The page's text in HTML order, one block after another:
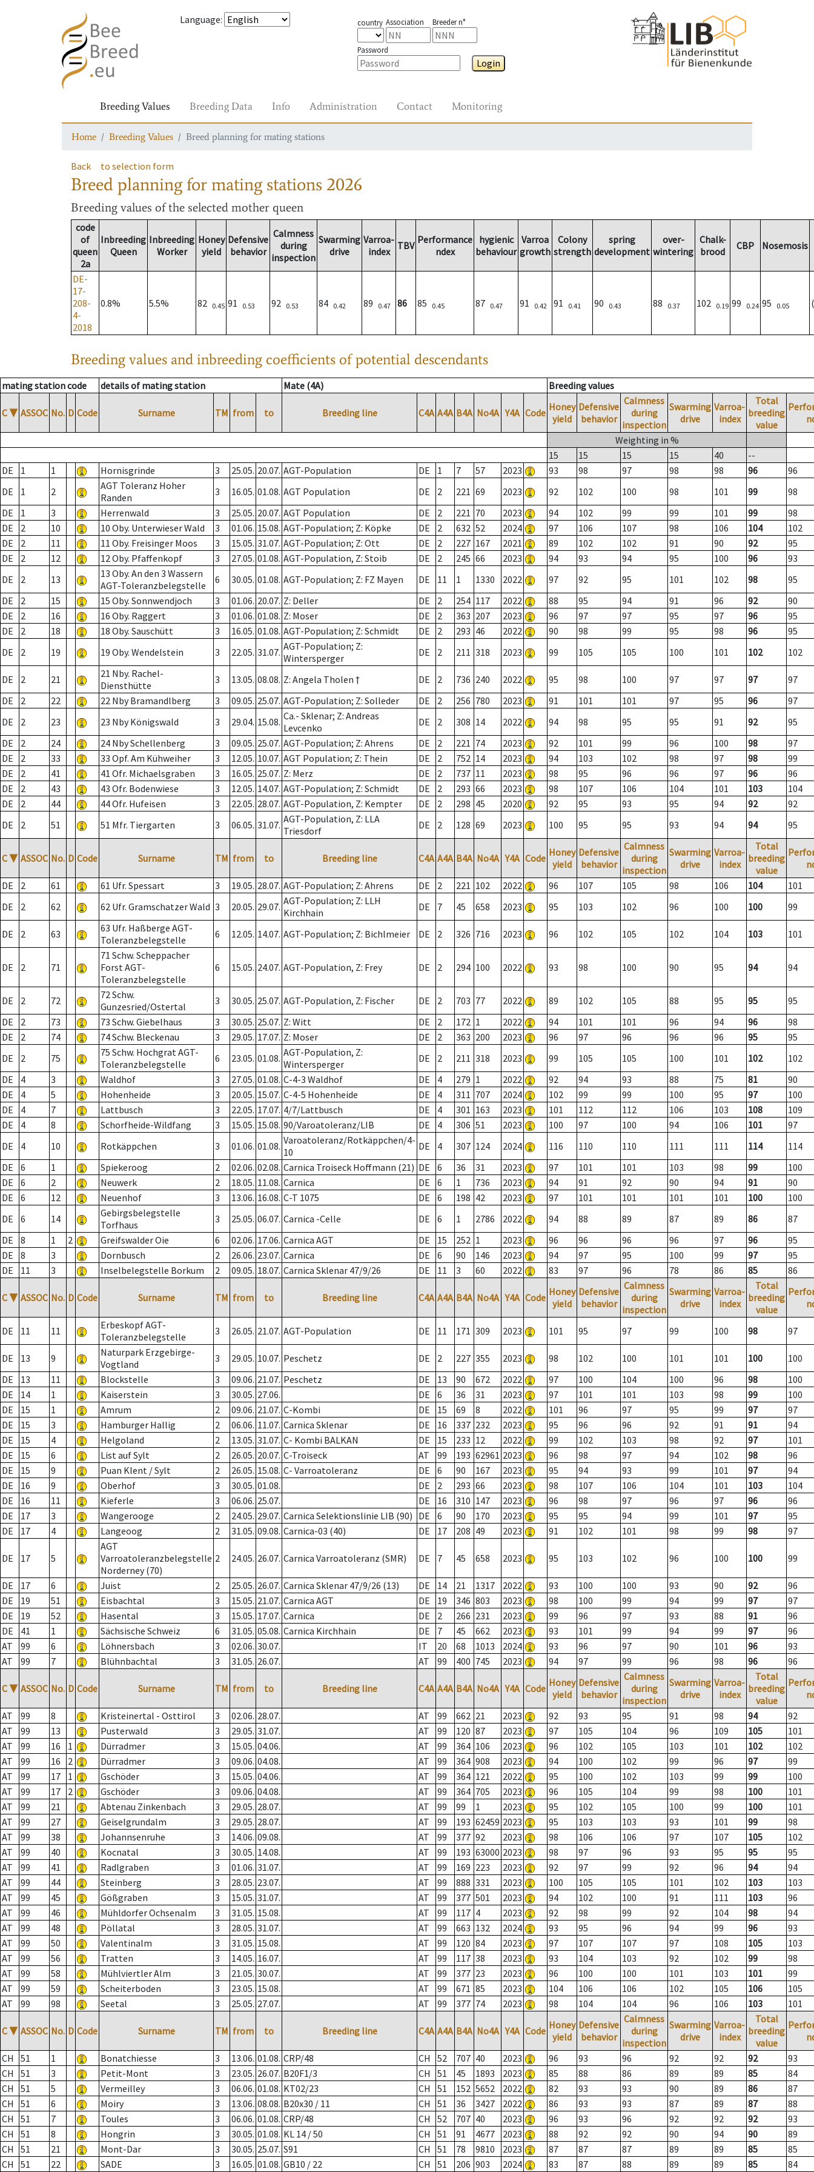
Language: country Association Breeder n°
Password
Login
Breeding Values Breeding Data Info Administration Contact Monitoring
Home Breeding Values Breed planning for mating stations
Back to selection form
Breed planning for mating stations 2026
Breeding values of the selected mother queen
code
of
queen
2a
Inbreeding
Queen
Inbreeding
Worker
Honey
yield
Defensive
behavior
Calmness
during
inspection
Swarming
drive
Varroa-
index
TBV Performance
ndex
hygienic
behaviour
Varroa
growth
Colony
strength
spring
development
over-
wintering
Chalk-
brood
CBP Nosemosis
DE-
17-
208-
4-
2018
0.8% 5.5% 82 0.45 91 0.53 92 0.53 84 0.42 89 0.47 86 85 0.45 87 0.47 91 0.42 91 0.41 90 0.43 88 0.37 102 0.19 99 0.24 95 0.05
Breeding values and inbreeding coefficients of potential descendants
mating station code details of mating station Mate (4A) Breeding values
C ▼ ASSOC No. D Code Surname TM from to Breeding line C4A A4A B4A No4A Y4A Code Honey
yield
Defensive
behavior
Calmness
during
inspection
Swarming
drive
Varroa-
index
Total
breeding
value
Weighting in %
15
15 15 15 40
--
DE
1 1 Hornisgrinde 3 25.05. 20.07. AGT-Population DE 1 7 57 2023 93 98 97 98 98 96
96
DE
1 2
AGT Toleranz Hoher
Randen
3 16.05. 01.08. AGT Population DE 2 221 69 2023 92 102 100 98 101 99
98
DE
1 3 Herrenwald 3 25.05. 20.07. AGT Population DE 2 221 70 2023 94 102 99 99 101 99
98
DE
2 10 10 Oby. Unterwieser Wald 3 01.06. 15.08. AGT-Population; Z: Köpke DE 2 632 52 2024 97 106 107 98 106 104
102
DE
2 11 11 Oby. Freisinger Moos 3 15.05. 31.07. AGT-Population; Z: Ott DE 2 227 167 2021 89 102 102 91 90 92
95
DE
2 12 12 Oby. Pfaffenkopf 3 27.05. 01.08. AGT-Population, Z: Stoib DE 2 245 66 2023 94 93 94 95 100 96
93
DE
2 13
13 Oby. An den 3 Wassern
AGT-Toleranzbelegstelle
6 30.05. 01.08. AGT-Population; Z: FZ Mayen DE 11 1 1330 2022 97 92 95 101 102 98
95
DE
2 15 15 Oby. Sonnwendjoch 3 01.06. 20.07. Z: Deller DE 2 254 117 2022 88 95 94 91 96 92
90
DE
2 16 16 Oby. Raggert 3 01.06. 01.08. Z: Moser DE 2 363 207 2023 96 97 97 95 97 96
95
DE
2 18 18 Oby. Sauschütt 3 16.05. 01.08. AGT-Population; Z: Schmidt DE 2 293 46 2022 90 98 99 95 98 96
95
DE
2 19 19 Oby. Wendelstein 3 22.05. 31.07. AGT-Population; Z:
Wintersperger
DE 2 211 318 2023 99 105 105 100 101 102 102
DE 2 21
21 Nby. Rachel-
Diensthütte
3 13.05. 08.08. Z: Angela Tholen † DE 2 736 240 2022 95 98 100 97 97 97
97
DE
2 22 22 Nby Bramandlberg 3 09.05. 25.07. AGT-Population; Z: Solleder DE 2 256 780 2023 91 101 101 97 95 96
97
DE
2 23 23 Nby Königswald 3 29.04. 15.08. Ca.- Sklenar; Z: Andreas
Levcenko
DE 2 308 14 2022 94 98 95 95 91 92
95
DE
2 24 24 Nby Schellenberg 3 09.05. 25.07. AGT-Population; Z: Ahrens DE 2 221 74 2023 92 101 99 96 100 98
97
DE
2 33 33 Opf. Am Kühweiher 3 12.05. 10.07. AGT Population; Z: Thein DE 2 752 14 2023 94 103 102 98 97 98
99
DE
2 41 41 Ofr. Michaelsgraben 3 16.05. 25.07. Z: Merz DE 2 737 11 2023 98 95 96 96 97 96
96
DE
2 43 43 Ofr. Bodenwiese 3 12.05. 14.07. AGT-Population; Z: Schmidt DE 2 293 66 2023 98 107 106 104 101 103
104
DE
2 44 44 Ofr. Hufeisen 3 22.05. 28.07. AGT-Population, Z: Kempter DE 2 298 45 2020 92 95 93 95 94 92
92
DE
2 51 51 Mfr. Tiergarten 3 06.05. 31.07. AGT-Population, Z: LLA
Triesdorf
DE 2 128 69 2023 100 95 95 93 94 94 95
C ▼ ASSOC No. D Code Surname TM from to Breeding line C4A A4A B4A No4A Y4A Code Honey
yield
Defensive
behavior
Calmness
during
inspection
Swarming
drive
Varroa-
index
Total
breeding
value
DE
2 61 61 Ufr. Spessart 3 19.05. 28.07. AGT-Population; Z: Ahrens DE 2 221 102 2022 96 107 105 98 106 104
101
DE
2 62 62 Ufr. Gramschatzer Wald 3 20.05. 29.07. AGT-Population; Z: LLH
Kirchhain
DE 7 45 658 2023 95 103 102 96 100 100 99
DE 2 63
63 Ufr. Haßberge AGT-
Toleranzbelegstelle
6 12.05. 14.07. AGT-Population; Z: Bichlmeier DE 2 326 716 2023 96 102 105 102 104 103 101
DE 2 71
71 Schw. Scheppacher
Forst AGT-
Toleranzbelegstelle
6 15.05. 24.07. AGT-Population, Z: Frey DE 2 294 100 2022 93 98 100 90 95 94 94
DE 2 72
72 Schw.
Gunzesried/Ostertal
3 30.05. 25.07. AGT-Population, Z: Fischer DE 2 703 77 2022 89 102 105 88 95 95
95
DE
2 73 73 Schw. Giebelhaus 3 30.05. 25.07. Z: Witt DE 2 172 1 2022 94 101 101 96 94 96
98
DE
2 74 74 Schw. Bleckenau 3 29.05. 17.07. Z: Moser DE 2 363 200 2023 96 97 96 96 96 95
95
DE
2 75
75 Schw. Hochgrat AGT-
Toleranzbelegstelle
6 23.05. 01.08. AGT-Population, Z:
Wintersperger
DE 2 211 318 2023 99 105 105 100 101 102
102
DE
4 3 Waldhof 3 27.05. 01.08. C-4-3 Waldhof DE 4 279 1 2022 92 94 93 88 75 81
90
DE
4 5 Hohenheide 3 20.05. 15.07. C-4-5 Hohenheide DE 4 311 707 2024 102 99 99 100 95 97
100
DE
4 7 Lattbusch 3 22.05. 17.07. 4/7/Lattbusch DE 4 301 163 2023 101 112 112 106 103 108
109
DE
4 8 Schorfheide-Wildfang 3 15.05. 15.08. 90/Varoatoleranz/LIB DE 4 306 51 2023 100 97 100 94 106 101
97
DE
4 10 Rotkäppchen 3 01.06. 01.08. Varoatoleranz/Rotkäppchen/4-
10
DE 4 307 124 2024 116 110 110 111 111 114
114
DE
6 1 Spiekeroog 2 02.06. 02.08. Carnica Troiseck Hoffmann (21) DE 6 36 31 2023 97 101 101 103 98 99
100
DE
6 2 Neuwerk 2 18.05. 11.08. Carnica DE 6 1 736 2023 94 91 92 90 94 91
90
DE
6 12 Neuenhof 3 13.06. 16.08. C-T 1075 DE 6 198 42 2023 97 101 101 101 101 100
100
DE
6 14
Gebirgsbelegstelle
Torfhaus
3 25.05. 06.07. Carnica -Celle DE 6 1 2786 2022 94 88 89 87 89 86
87
DE
8 1 2 Greifswalder Oie 6 02.06. 17.06. Carnica AGT DE 15 252 1 2023 96 96 96 96 97 96
95
DE
8 3 Dornbusch 2 26.06. 23.07. Carnica DE 6 90 146 2023 94 97 95 100 99 97
95
DE
11 3 Inselbelegstelle Borkum 2 09.05. 18.07. Carnica Sklenar 47/9/26 DE 11 3 60 2022 83 97 96 78 86 85 86
C ▼ ASSOC No. D Code Surname TM from to Breeding line C4A A4A B4A No4A Y4A Code Honey
yield
Defensive
behavior
Calmness
during
inspection
Swarming
drive
Varroa-
index
Total
breeding
value
DE 11 11
Erbeskopf AGT-
Toleranzbelegstelle
3 26.05. 21.07. AGT-Population DE 11 171 309 2023 101 95 97 99 100 98 97
DE 13 9
Naturpark Erzgebirge-
Vogtland
3 29.05. 10.07. Peschetz DE 2 227 355 2023 98 102 100 101 101 100
100
DE
13 11 Blockstelle 3 09.06. 21.07. Peschetz DE 13 90 672 2022 97 100 104 100 96 98
100
DE
14 1 Kaiserstein 3 30.05. 27.06. DE 6 36 31 2023 97 101 101 103 98 99
100
DE
15 1 Amrum 2 09.06. 21.07. C-Kombi DE 15 69 8 2022 101 96 97 95 99 97
97
DE
15 3 Hamburger Hallig 2 06.06. 11.07. Carnica Sklenar DE 16 337 232 2023 95 96 96 92 91 91
94
DE
15 4 Helgoland 2 13.05. 31.07. C- Kombi BALKAN DE 15 233 12 2022 99 102 103 98 92 97
101
DE
15 6 List auf Sylt 2 26.05. 20.07. C-Troiseck AT 99 193 62961 2023 96 98 97 94 102 98
96
DE
15 9 Puan Klent / Sylt 2 26.05. 15.08. C- Varroatoleranz DE 6 90 167 2023 95 94 93 99 101 97
94
DE
16 9 Oberhof 3 30.05. 01.08. DE 2 293 66 2023 98 107 106 104 101 103
104
DE
16 11 Kieferle 3 06.06. 25.07. DE 16 310 147 2023 96 98 97 96 97 96
96
DE
17 3 Wangerooge 2 24.05. 29.07. Carnica Selektionslinie LIB (90) DE 6 90 170 2023 95 95 94 99 101 97
95
DE
17 4 Langeoog 2 31.05. 09.08. Carnica-03 (40) DE 17 208 49 2023 91 102 101 98 99 98 97
DE 17 5
AGT
Varroatoleranzbelegstelle
Norderney (70)
2 24.05. 26.07. Carnica Varroatoleranz (SMR) DE 7 45 658 2023 95 103 102 96 100 100 99
DE 17 6 Juist 2 25.05. 26.07. Carnica Sklenar 47/9/26 (13) DE 14 21 1317 2022 93 100 100 93 90 92
96
DE
19 51 Eisbachtal 3 15.05. 21.07. Carnica AGT DE 19 346 803 2023 98 100 99 94 99 97
97
DE
19 52 Hasental 3 15.05. 17.07. Carnica DE 2 266 231 2023 99 96 97 93 88 91
96
DE
41 1 Sächsische Schweiz 6 31.05. 05.08. Carnica Kirchhain DE 7 45 662 2023 93 101 99 94 99 97
96
AT
99 6 Löhnersbach 3 02.06. 30.07. IT 20 68 1013 2024 93 96 97 90 101 96
93
AT
99 7 Blühnbachtal 3 31.05. 26.07. AT 99 400 745 2023 94 97 99 96 98 96 96
C ▼ ASSOC No. D Code Surname TM from to Breeding line C4A A4A B4A No4A Y4A Code Honey
yield
Defensive
behavior
Calmness
during
inspection
Swarming
drive
Varroa-
index
Total
breeding
value
AT
99 8 Kristeinertal - Osttirol 3 02.06. 28.07. AT 99 662 21 2023 92 93 95 91 98 94
92
AT
99 13 Pusterwald 3 29.05. 31.07. AT 99 120 87 2023 97 105 104 96 109 105
101
AT
99 16 1 Dürradmer 3 15.05. 04.06. AT 99 364 106 2023 96 102 105 103 101 102
102
AT
99 16 2 Dürradmer 3 09.06. 04.08. AT 99 364 908 2023 94 100 102 99 96 97
99
AT
99 17 1 Gschöder 3 15.05. 04.06. AT 99 364 121 2022 95 100 102 103 99 99
100
AT
99 17 2 Gschöder 3 09.06. 04.08. AT 99 364 705 2023 96 105 104 99 98 100
101
AT
99 21 Abtenau Zinkenbach 3 29.05. 28.07. AT 99 99 1 2023 95 102 105 100 99 100
101
AT
99 27 Geiselgrundalm 3 29.05. 28.07. AT 99 193 62459 2023 95 103 103 93 101 99
98
AT
99 38 Johannsenruhe 3 14.06. 09.08. AT 99 377 92 2023 98 106 106 97 107 105
102
AT
99 40 Kocnatal 3 30.05. 14.08. AT 99 193 63000 2023 98 97 96 93 95 95
95
AT
99 41 Radlgraben 3 01.06. 31.07. AT 99 169 223 2023 92 97 99 92 96 94
94
AT
99 44 Steinberg 3 28.05. 23.07. AT 99 888 331 2023 100 105 105 101 102 103
103
AT
99 45 Gößgraben 3 15.05. 31.07. AT 99 377 501 2023 94 102 100 91 111 103
96
AT
99 46 Mühldorfer Ochsenalm 3 31.05. 15.08. AT 99 117 4 2023 92 98 99 92 104 98
94
AT
99 48 Pöllatal 3 28.05. 31.07. AT 99 663 132 2024 93 95 96 94 99 96
93
AT
99 50 Valentinalm 3 31.05. 15.08. AT 99 120 84 2023 97 107 107 97 108 105
103
AT
99 56 Tratten 3 14.05. 16.07. AT 99 117 38 2023 93 104 103 92 102 99
98
AT
99 58 Mühlviertler Alm 3 21.05. 30.07. AT 99 377 23 2023 96 100 100 101 103 101
99
AT
99 59 Scheiterboden 3 23.05. 15.08. AT 99 671 85 2023 104 106 106 102 105 106
105
AT
99 98 Seetal 3 25.05. 27.07. AT 99 377 74 2023 98 104 104 96 106 103 101
C ▼ ASSOC No. D Code Surname TM from to Breeding line C4A A4A B4A No4A Y4A Code Honey
yield
Defensive
behavior
Calmness
during
inspection
Swarming
drive
Varroa-
index
Total
breeding
value
CH
51 1 Bonatchiesse 3 13.06. 01.08. CRP/48 CH 52 707 40 2023 96 93 96 92 92 92
93
CH
51 3 Petit-Mont 3 23.05. 26.07. B20F1/3 CH 51 45 1893 2023 85 88 86 89 89 85
84
CH
51 5 Vermeilley 3 06.06. 01.08. KT02/23 CH 51 152 5652 2022 82 93 93 90 89 86
87
CH
51 6 Moiry 3 13.06. 08.08. B20x30 / 11 CH 51 36 3427 2022 86 93 93 87 89 87
88
CH
51 7 Toules 3 06.06. 01.08. CRP/48 CH 52 707 40 2023 96 93 96 92 92 92
93
CH
51 8 Hongrin 3 30.05. 01.08. KL 14 / 50 CH 51 91 4677 2023 88 92 92 90 94 90
89
CH
51 21 Mont-Dar 3 30.05. 25.07. S91 CH 51 78 9810 2023 87 87 87 89 89 85
85
CH
51 22 SADE 3 16.05. 01.08. GB10 / 22 CH 51 206 903 2024 83 87 88 89 89 85 84